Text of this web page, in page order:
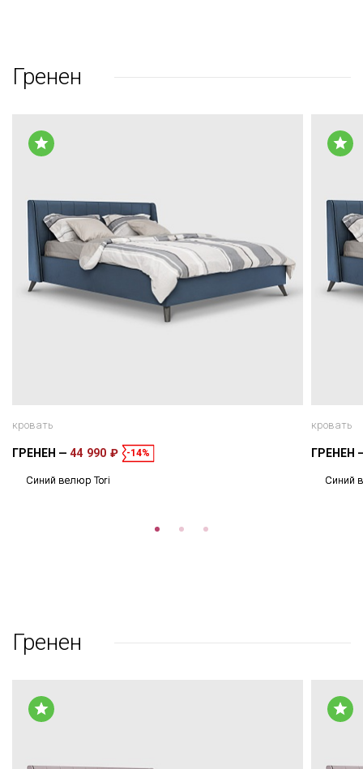
Гренен
кровать
ГРЕНЕН 44 990 ₽ -14%
Синий велюр Tori
кровать
ГРЕНЕН
Синий
Гренен